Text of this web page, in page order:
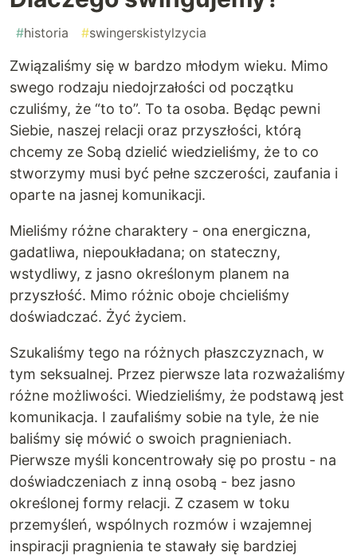
#historia #swingerskistylzycia
Związaliśmy się w bardzo młodym wieku. Mimo
swego rodzaju niedojrzałości od początku
czuliśmy, że “to to”. To ta osoba. Będąc pewni
Siebie, naszej relacji oraz przyszłości, którą
chcemy ze Sobą dzielić wiedzieliśmy, że to co
stworzymy musi być pełne szczerości, zaufania i
oparte na jasnej komunikacji.
Mieliśmy różne charaktery - ona energiczna,
gadatliwa, niepoukładana; on stateczny,
wstydliwy, z jasno określonym planem na
przyszłość. Mimo różnic oboje chcieliśmy
doświadczać. Żyć życiem.
Szukaliśmy tego na różnych płaszczyznach, w
tym seksualnej. Przez pierwsze lata rozważaliśmy
różne możliwości. Wiedzieliśmy, że podstawą jest
komunikacja. I zaufaliśmy sobie na tyle, że nie
baliśmy się mówić o swoich pragnieniach.
Pierwsze myśli koncentrowały się po prostu - na
doświadczeniach z inną osobą - bez jasno
określonej formy relacji. Z czasem w toku
przemyśleń, wspólnych rozmów i wzajemnej
inspiracji pragnienia te stawały się bardziej